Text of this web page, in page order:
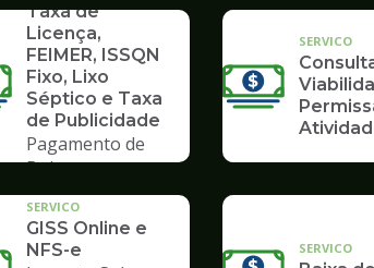
Taxa de
Licença,
FEIMER, ISSQN
Fixo, Lixo
Séptico e Taxa
de Publicidade
Pagamento de
Boleto
SERVICO
SERVICO
GISS Online e
NFS-e
SERVICO